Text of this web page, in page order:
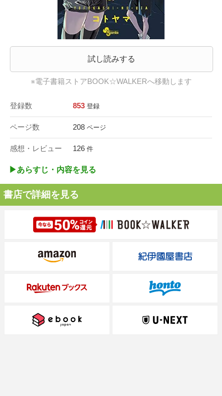
試し読みする
※電子書籍ストアBOOK☆WALKERへ移動します
登録数 853 登録
ページ数 208 ページ
感想・レビュー 126 件
▶︎あらすじ・内容を見る
書店で詳細を見る